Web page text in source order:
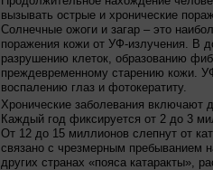
вызывать острые и хронические
Солнечные ожоги и загар – это
поражения кожи от УФ-излучения. В
разрушению клеток, образованию
преждевременному старению кожи.
воспалению глаз и фотокератиту.
Хронические заболевания включают
Каждый год фиксируется от 2 до 3
От 12 до 15 миллионов слепнут от
связано с чрезмерным пребыванием
других странах «пояса катаракты»,